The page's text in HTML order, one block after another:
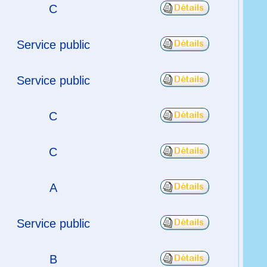
C
Service public
Service public
C
C
A
Service public
B